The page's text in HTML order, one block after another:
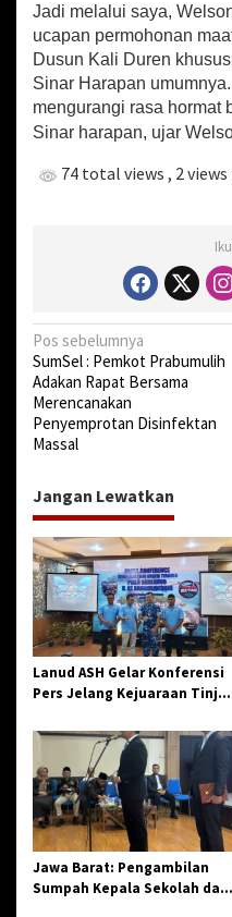
Jadi melalui saya,
ucapan permohonan
Dusun Kali Duren
Sinar Harapan
mengurangi rasa hormat
Sinar harapan, ujar
74 total views , 2
N
a
v
i
a
s
i
p
o
s
Pos sebelumnya
SumSel : Pemkot Prabumulih
Adakan Rapat Bersama
Merencanakan
Penyemprotan Disinfektan
Massal
Jangan Lewatkan
Lanud ASH Gelar Konferensi
Pers Jelang Kejuaraan Tinju
2026
Jawa Barat: Pengambilan
Sumpah Kepala Sekolah dan